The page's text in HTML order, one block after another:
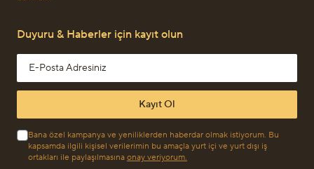
Duyuru & Haberler için kayıt olun
Email address
Kayıt Ol
Bana özel kampanya ve yeniliklerden haberdar olmak istiyorum. Bu
kapsamda ilgili kişisel verilerimin bu amaçla yurt içi ve yurt dışı iş
ortakları ile paylaşılmasına onay veriyorum.